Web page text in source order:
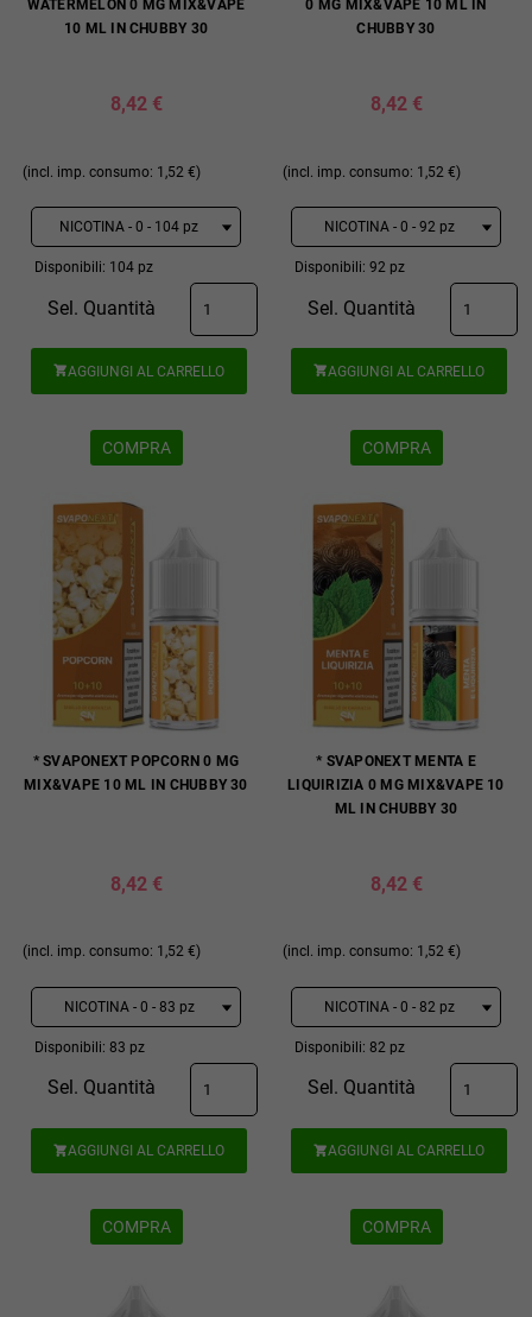
WATERMELON 0 MG MIX&VAPE
10 ML IN CHUBBY 30
8,42 €
(incl. imp. consumo: 1,52 €)
Disponibili: 104 pz
Sel. Quantità
AGGIUNGI AL CARRELLO
COMPRA
0 MG MIX&VAPE 10 ML IN
CHUBBY 30
8,42 €
(incl. imp. consumo: 1,52 €)
Disponibili: 92 pz
Sel. Quantità
AGGIUNGI AL CARRELLO
COMPRA
* SVAPONEXT POPCORN 0 MG
MIX&VAPE 10 ML IN CHUBBY 30
8,42 €
(incl. imp. consumo: 1,52 €)
Disponibili: 83 pz
Sel. Quantità
AGGIUNGI AL CARRELLO
COMPRA
* SVAPONEXT MENTA E
LIQUIRIZIA 0 MG MIX&VAPE 10
ML IN CHUBBY 30
8,42 €
(incl. imp. consumo: 1,52 €)
Disponibili: 82 pz
Sel. Quantità
AGGIUNGI AL CARRELLO
COMPRA